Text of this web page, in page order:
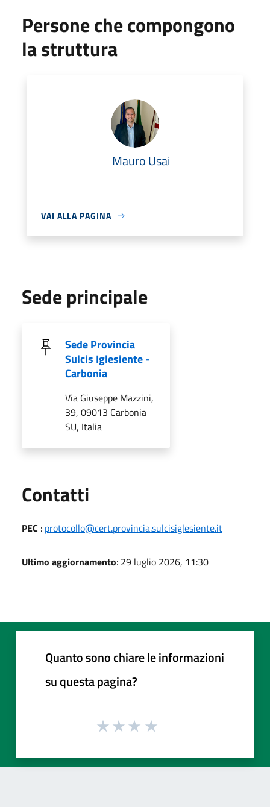
Persone che compongono
la struttura
Mauro Usai
VAI ALLA PAGINA
Sede principale
Sede Provincia
Sulcis Iglesiente -
Carbonia
Via Giuseppe Mazzini,
39, 09013 Carbonia
SU, Italia
Contatti
PEC : protocollo@cert.provincia.sulcisiglesiente.it
Ultimo aggiornamento: 29 luglio 2026, 11:30
Quanto sono chiare le informazioni
su questa pagina?